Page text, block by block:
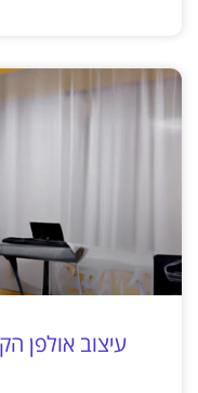
עיצוב אולפן